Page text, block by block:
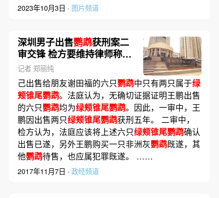
2023年10月3日 · 图片频道
深圳男子出售鹦鹉获刑案二
审交锋 检方要维持律师称无
罪
记者 郑丽纯
己出售给朋友谢田福的六只鹦鹉中只有两只属于绿
颊锥尾鹦鹉。法庭认为，无确切证据证明王鹏出售
的六只鹦鹉均为绿颊锥尾鹦鹉。因此，一审中，王
鹏因出售两只绿颊锥尾鹦鹉获刑五年。 二审中，
检方认为，法庭应该将上述六只绿颊锥尾鹦鹉确认
出售已遂，另外王鹏购买一只非洲灰鹦鹉既遂，其
他鹦鹉待售，也应属犯罪既遂。 ……
2017年11月7日 · 政经频道